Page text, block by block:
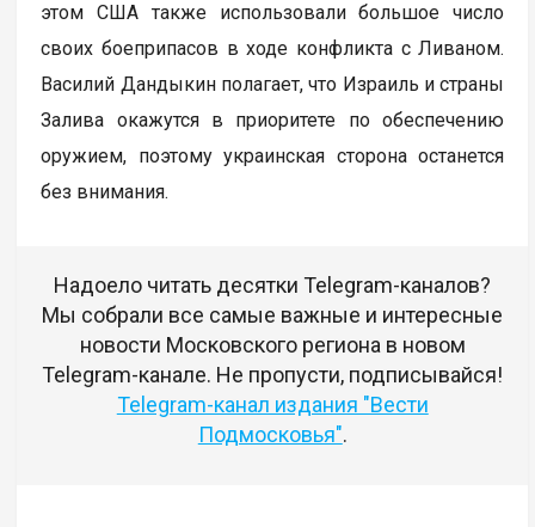
этом США также использовали большое число
своих боеприпасов в ходе конфликта с Ливаном.
Василий Дандыкин полагает, что Израиль и страны
Залива окажутся в приоритете по обеспечению
оружием, поэтому украинская сторона останется
без внимания.
Надоело читать десятки Telegram-каналов?
Мы собрали все самые важные и интересные
новости Московского региона в новом
Telegram-канале. Не пропусти, подписывайся!
Telegram-канал издания "Вести
Подмосковья".